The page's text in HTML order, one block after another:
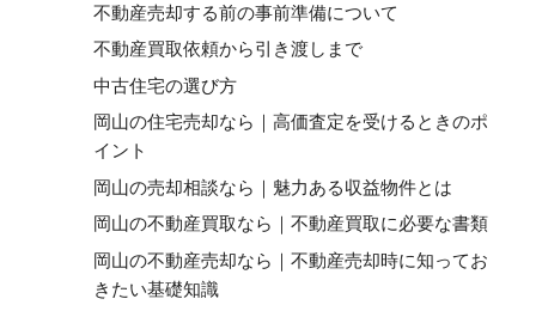
不動産売却する前の事前準備について
不動産買取依頼から引き渡しまで
中古住宅の選び方
岡山の住宅売却なら｜高価査定を受けるときのポ
イント
岡山の売却相談なら｜魅力ある収益物件とは
岡山の不動産買取なら｜不動産買取に必要な書類
岡山の不動産売却なら｜不動産売却時に知ってお
きたい基礎知識